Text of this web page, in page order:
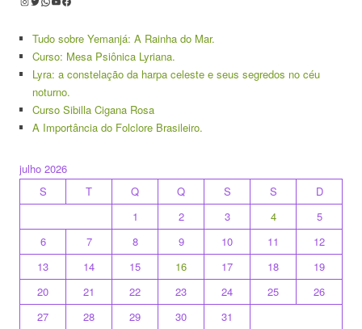
Tudo sobre Yemanjá: A Rainha do Mar.
Curso: Mesa Psiônica Lyriana.
Lyra: a constelação da harpa celeste e seus segredos no céu
noturno.
Curso Sibilla Cigana Rosa
A Importância do Folclore Brasileiro.
julho 2026
S
T Q Q S S
D
1
2 3 4
5
6
7 8 9 10 11
12
13
14 15 16 17 18
19
20
21 22 23 24 25
26
27
28 29 30 31